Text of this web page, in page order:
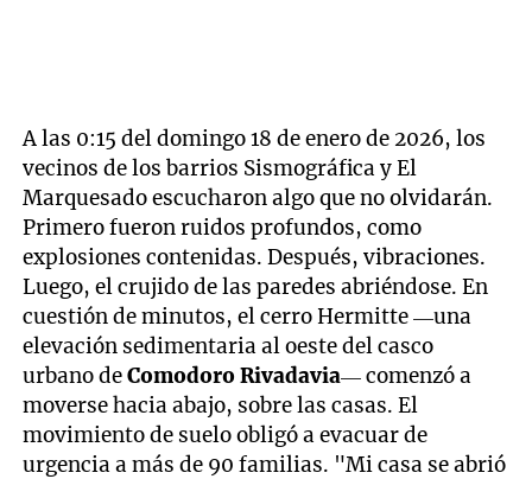
A las 0:15 del domingo 18 de enero de 2026, los
vecinos de los barrios Sismográfica y El
Marquesado escucharon algo que no olvidarán.
Primero fueron ruidos profundos, como
explosiones contenidas. Después, vibraciones.
Luego, el crujido de las paredes abriéndose. En
cuestión de minutos, el cerro Hermitte —una
elevación sedimentaria al oeste del casco
urbano deComodoro Rivadavia— comenzó a
moverse hacia abajo, sobre las casas. El
movimiento de suelo obligó a evacuar de
urgencia a más de 90 familias. "Mi casa se abrió